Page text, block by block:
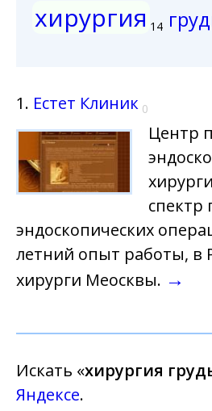
хирургия 14
1. Естет Клиник 0
Центр
спектр
эндоскопических
летний опыт работы, в
хирурги Меосквы. →
Искать «хирургия
Яндексе.